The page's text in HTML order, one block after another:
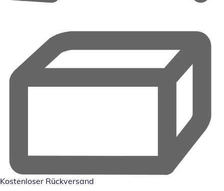
Kostenloser Rückversand